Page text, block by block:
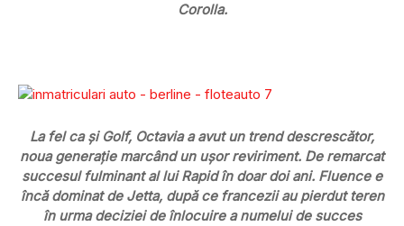
Corolla.
La fel ca și Golf, Octavia a avut un trend descrescător,
noua generație marcând un ușor reviriment. De remarcat
succesul fulminant al lui Rapid în doar doi ani. Fluence e
încă dominat de Jetta, după ce francezii au pierdut teren
în urma deciziei de înlocuire a numelui de succes